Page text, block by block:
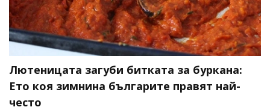
Лютеницата загуби битката за буркана:
Ето коя зимнина българите правят най-
често